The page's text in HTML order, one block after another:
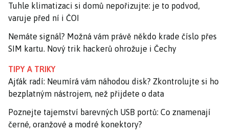
Tuhle klimatizaci si domů nepořizujte: je to podvod,
varuje před ní i ČOI
Nemáte signál? Možná vám právě někdo krade číslo přes
SIM kartu. Nový trik hackerů ohrožuje i Čechy
TIPY A TRIKY
Ajťák radí: Neumírá vám náhodou disk? Zkontrolujte si ho
bezplatným nástrojem, než přijdete o data
Poznejte tajemství barevných USB portů: Co znamenají
černé, oranžové a modré konektory?